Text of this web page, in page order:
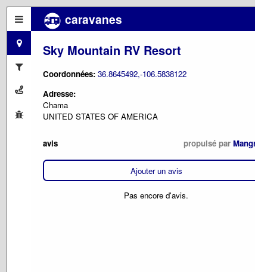
caravanes
Sky Mountain RV Resort
Coordonnées: 36.8645492,-106.5838122
Adresse:
Chama
UNITED STATES OF AMERICA
avis propulsé par
Ajouter un avis
Pas encore d'avis.